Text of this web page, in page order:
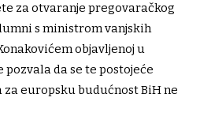
za otvaranje pregovaračkog
s ministrom vanjskih
objavljenoj u
da se te postojeće
europsku budućnost BiH ne